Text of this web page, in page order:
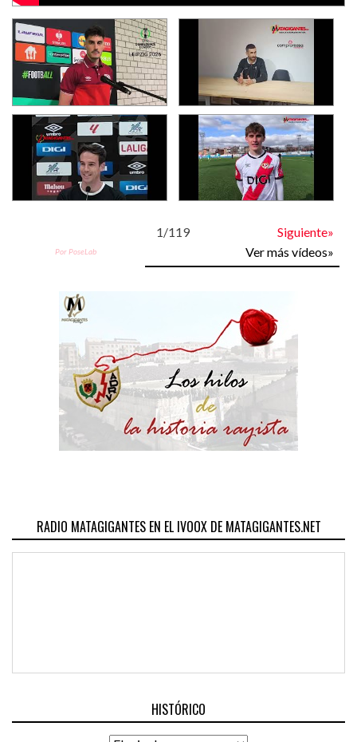
1/119 Siguiente»
Por PoseLab Ver más vídeos»
RADIO MATAGIGANTES EN EL IVOOX DE MATAGIGANTES.NET
HISTÓRICO